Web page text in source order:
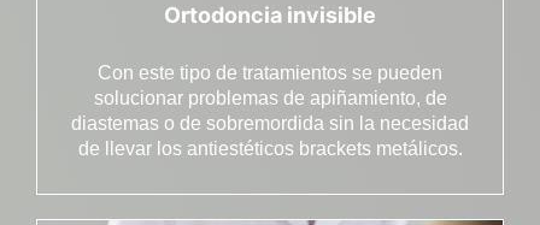
Ortodoncia invisible
Con este tipo de tratamientos se pueden
solucionar problemas de apiñamiento, de
diastemas o de sobremordida sin la necesidad
de llevar los antiestéticos brackets metálicos.